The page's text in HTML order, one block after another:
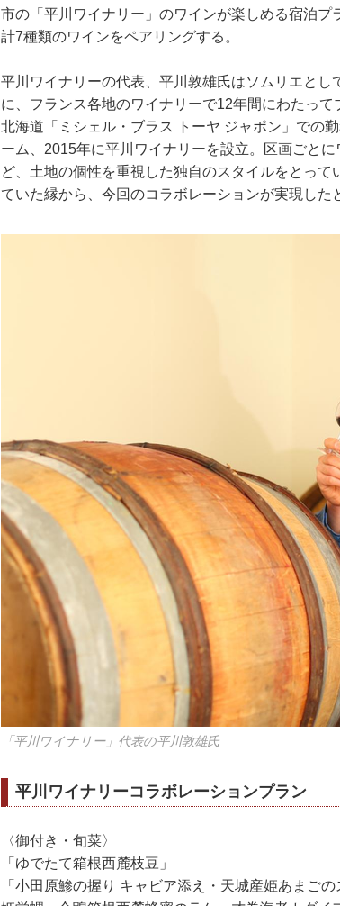
市の「平川ワイナリー」のワインが楽しめる宿泊
計7種類のワインをペアリングする。
平川ワイナリーの代表、平川敦雄氏はソムリエと
に、フランス各地のワイナリーで12年間にわたって
北海道「ミシェル・ブラス トーヤ ジャポン」での
ーム、2015年に平川ワイナリーを設立。区画ごと
ど、土地の個性を重視した独自のスタイルをとっ
ていた縁から、今回のコラボレーションが実現した
「平川ワイナリー」代表の平川敦雄氏
平川ワイナリーコラボレーションプラン
〈御付き・旬菜〉
「ゆでたて箱根西麓枝豆」
「小田原鯵の握り キャビア添え・天城産姫あまご